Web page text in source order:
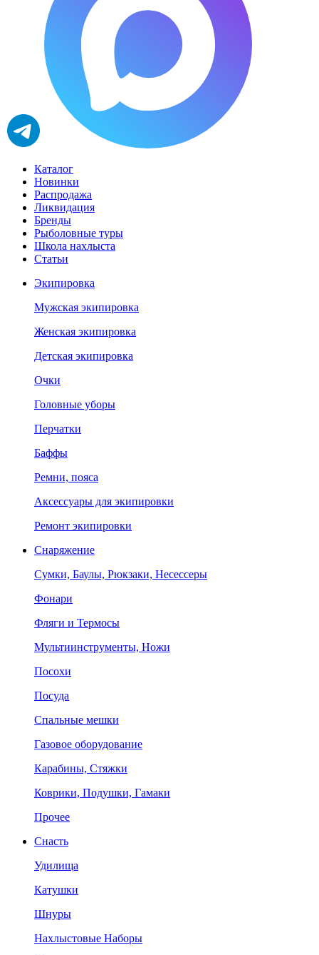
Каталог
Новинки
Распродажа
Ликвидация
Бренды
Рыболовные туры
Школа нахлыста
Статьи
Экипировка
Мужская экипировка
Женская экипировка
Детская экипировка
Очки
Головные уборы
Перчатки
Баффы
Ремни, пояса
Аксессуары для экипировки
Ремонт экипировки
Снаряжение
Сумки, Баулы, Рюкзаки, Несессеры
Фонари
Фляги и Термосы
Мультиинструменты, Ножи
Посохи
Посуда
Спальные мешки
Газовое оборудование
Карабины, Стяжки
Коврики, Подушки, Гамаки
Прочее
Снасть
Удилища
Катушки
Шнуры
Нахлыстовые Наборы